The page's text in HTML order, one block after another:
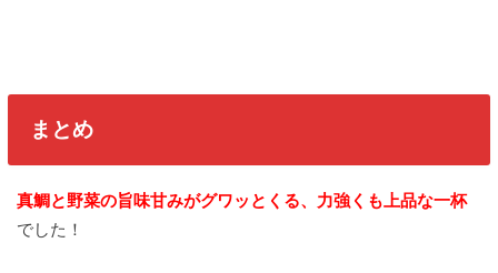
まとめ
真鯛と野菜の旨味甘みがグワッとくる、力強くも上品な一杯
でした！